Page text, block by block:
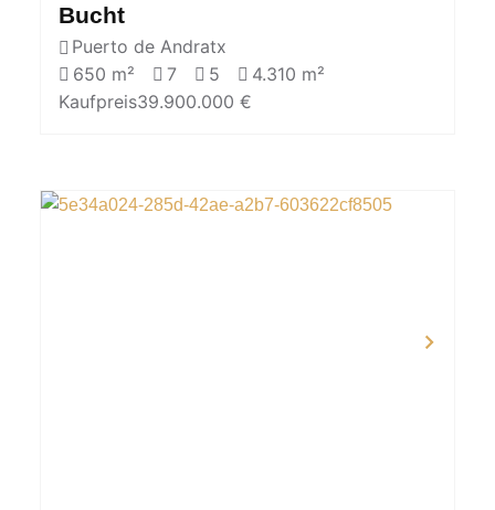
Bucht
Puerto de Andratx
650 m²
7 5
4.310 m²
Kaufpreis39.900.000 €